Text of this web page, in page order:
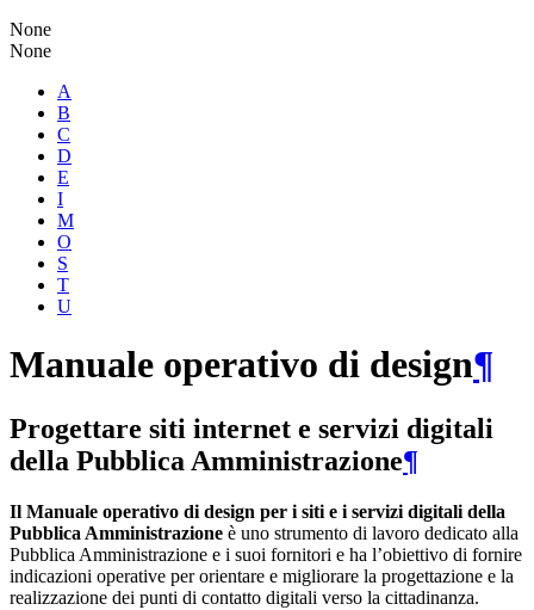
None
None
A
B
C
D
E
I
M
O
S
T
U
Manuale operativo di design¶
Progettare siti internet e servizi digitali
della Pubblica Amministrazione¶
Il Manuale operativo di design per i siti e i servizi digitali della
Pubblica Amministrazione è uno strumento di lavoro dedicato alla
Pubblica Amministrazione e i suoi fornitori e ha l’obiettivo di fornire
indicazioni operative per orientare e migliorare la progettazione e la
realizzazione dei punti di contatto digitali verso la cittadinanza.